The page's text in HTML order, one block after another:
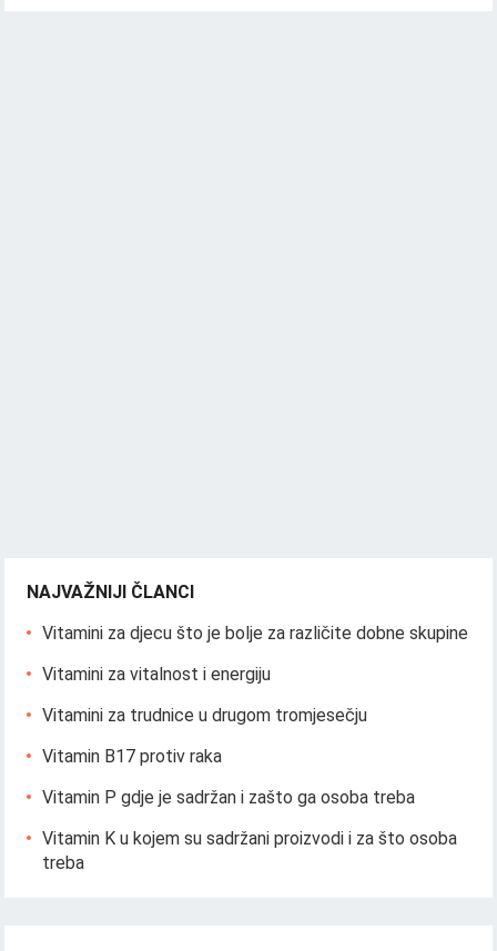
NAJVAŽNIJI ČLANCI
Vitamini za djecu što je bolje za različite dobne skupine
Vitamini za vitalnost i energiju
Vitamini za trudnice u drugom tromjesečju
Vitamin B17 protiv raka
Vitamin P gdje je sadržan i zašto ga osoba treba
Vitamin K u kojem su sadržani proizvodi i za što osoba
treba